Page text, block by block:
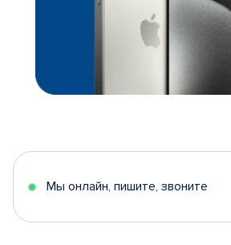
Мы онлайн, пишите, звоните